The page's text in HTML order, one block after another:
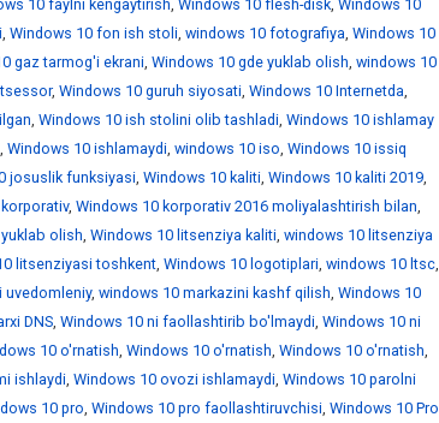
10 faylni kengaytirish, Windows 10 flesh-disk, Windows 10
, Windows 10 fon ish stoli, windows 10 fotografiya, Windows 10
gaz tarmog'i ekrani, Windows 10 gde yuklab olish, windows 10
, Windows 10 guruh siyosati, Windows 10 Internetda,
, Windows 10 ish stolini olib tashladi, Windows 10 ishlamay
, Windows 10 ishlamaydi, windows 10 iso, Windows 10 issiq
josuslik funksiyasi, Windows 10 kaliti, Windows 10 kaliti 2019,
, Windows 10 korporativ 2016 moliyalashtirish bilan,
olish, Windows 10 litsenziya kaliti, windows 10 litsenziya
litsenziyasi toshkent, Windows 10 logotiplari, windows 10 ltsc,
uvedomleniy, windows 10 markazini kashf qilish, Windows 10
DNS, Windows 10 ni faollashtirib bo'lmaydi, Windows 10 ni
10 o'rnatish, Windows 10 o'rnatish, Windows 10 o'rnatish,
ishlaydi, Windows 10 ovozi ishlamaydi, Windows 10 parolni
10 pro, Windows 10 pro faollashtiruvchisi, Windows 10 Pro